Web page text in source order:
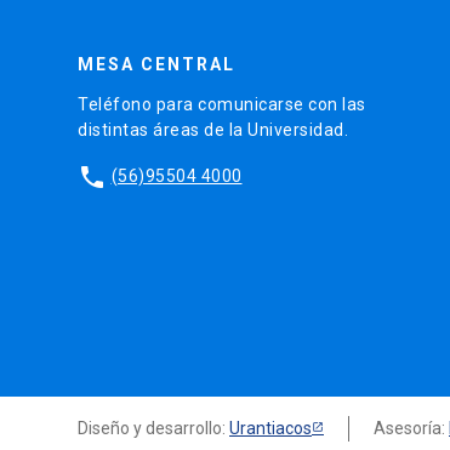
MESA CENTRAL
Teléfono para comunicarse con las
distintas áreas de la Universidad.
phone (56)95504 4000
Diseño y desarrollo: Urantiacos Asesoría: